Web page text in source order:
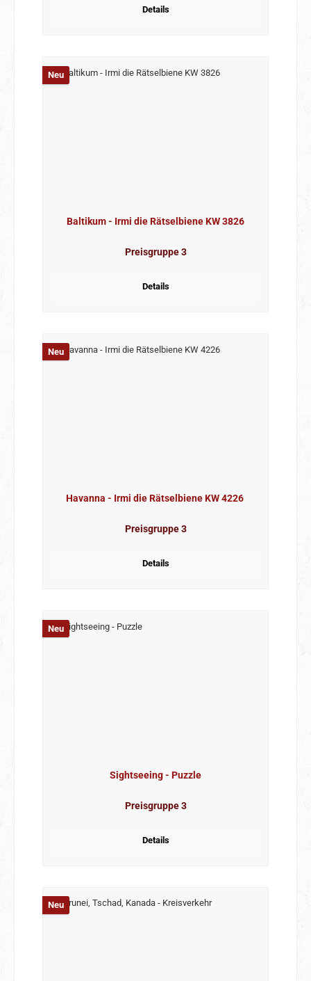
Details
Neu
Baltikum - Irmi die Rätselbiene KW 3826
Preisgruppe 3
Details
Neu
Havanna - Irmi die Rätselbiene KW 4226
Preisgruppe 3
Details
Neu
Sightseeing - Puzzle
Preisgruppe 3
Details
Neu